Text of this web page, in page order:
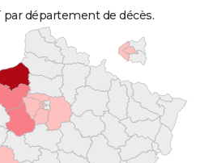
par département de décès.